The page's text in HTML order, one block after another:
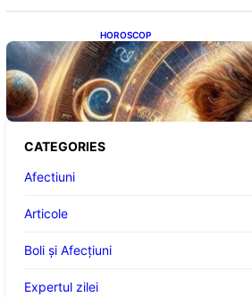
HOROSCOP
Portalul Leului 8/8:
Abundență pentru
CATEGORIES
Afectiuni
Articole
Boli și Afecțiuni
Expertul zilei